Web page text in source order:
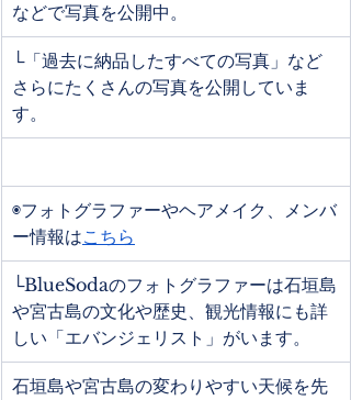
などで写真を公開中。
└「過去に納品したすべての写真」など
さらにたくさんの写真を公開していま
す。
◉フォトグラファーやヘアメイク、メンバ
ー情報はこちら
└BlueSodaのフォトグラファーは石垣島
や宮古島の文化や歴史、観光情報にも詳
しい「エバンジェリスト」がいます。
石垣島や宮古島の変わりやすい天候を先